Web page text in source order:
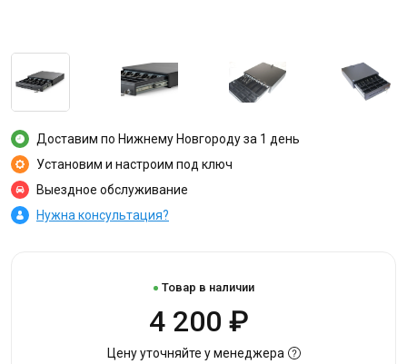
Доставим по Нижнему Новгороду за 1 день
Установим и настроим под ключ
Выездное обслуживание
Нужна консультация?
Товар в наличии
4 200 ₽
Цену уточняйте у менеджера